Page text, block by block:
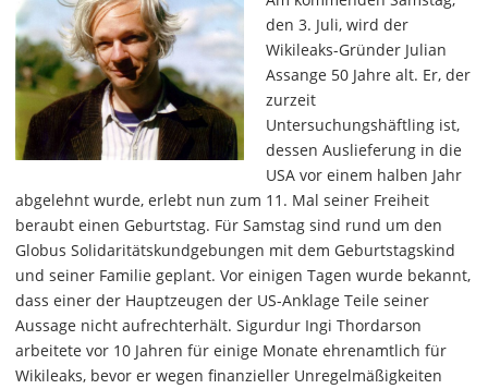
den 3. Juli, wird der
Wikileaks-Gründer Julian
Assange 50 Jahre alt. Er, der
zurzeit
Untersuchungshäftling ist,
dessen Auslieferung in die
USA vor einem halben Jahr
abgelehnt wurde, erlebt nun zum 11. Mal seiner Freiheit
beraubt einen Geburtstag. Für Samstag sind rund um den
Globus Solidaritätskundgebungen mit dem Geburtstagskind
und seiner Familie geplant. Vor einigen Tagen wurde bekannt,
dass einer der Hauptzeugen der US-Anklage Teile seiner
Aussage nicht aufrechterhält. Sigurdur Ingi Thordarson
arbeitete vor 10 Jahren für einige Monate ehrenamtlich für
Wikileaks, bevor er wegen finanzieller Unregelmäßigkeiten